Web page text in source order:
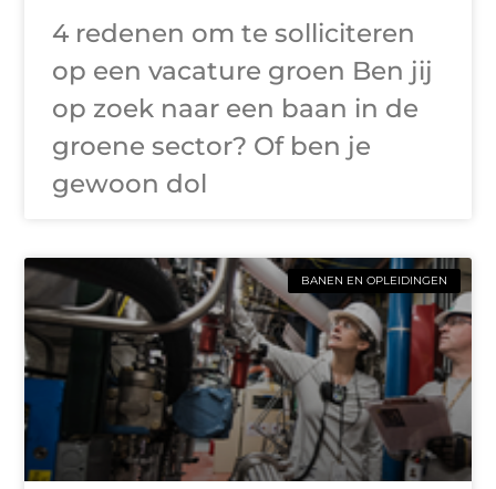
4 redenen om te solliciteren
op een vacature groen Ben jij
op zoek naar een baan in de
groene sector? Of ben je
gewoon dol
BANEN EN OPLEIDINGEN